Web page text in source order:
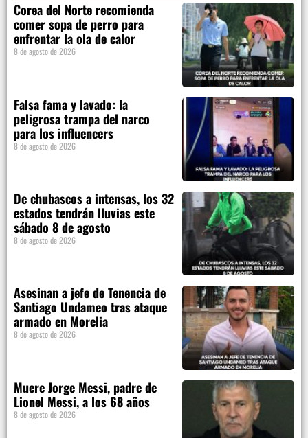
Corea del Norte recomienda
comer sopa de perro para
enfrentar la ola de calor
8 de agosto de 2026
Falsa fama y lavado: la
peligrosa trampa del narco
para los influencers
8 de agosto de 2026
De chubascos a intensas, los 32
estados tendrán lluvias este
sábado 8 de agosto
8 de agosto de 2026
Asesinan a jefe de Tenencia de
Santiago Undameo tras ataque
armado en Morelia
8 de agosto de 2026
Muere Jorge Messi, padre de
Lionel Messi, a los 68 años
8 de agosto de 2026